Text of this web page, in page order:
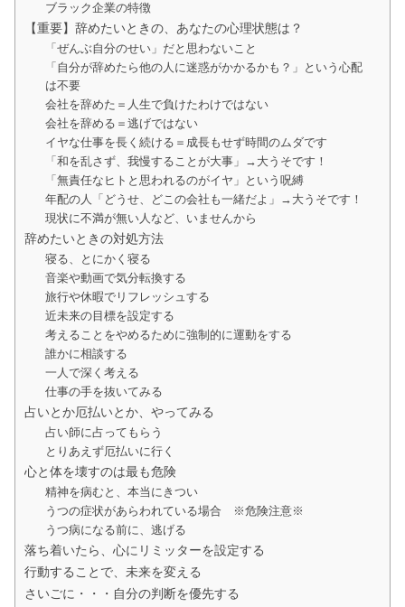
ブラック企業の特徴
【重要】辞めたいときの、あなたの心理状態は？
「ぜんぶ自分のせい」だと思わないこと
「自分が辞めたら他の人に迷惑がかかるかも？」という心配
は不要
会社を辞めた＝人生で負けたわけではない
会社を辞める＝逃げではない
イヤな仕事を長く続ける＝成長もせず時間のムダです
「和を乱さず、我慢することが大事」→大うそです！
「無責任なヒトと思われるのがイヤ」という呪縛
年配の人「どうせ、どこの会社も一緒だよ」→大うそです！
現状に不満が無い人など、いませんから
辞めたいときの対処方法
寝る、とにかく寝る
音楽や動画で気分転換する
旅行や休暇でリフレッシュする
近未来の目標を設定する
考えることをやめるために強制的に運動をする
誰かに相談する
一人で深く考える
仕事の手を抜いてみる
占いとか厄払いとか、やってみる
占い師に占ってもらう
とりあえず厄払いに行く
心と体を壊すのは最も危険
精神を病むと、本当にきつい
うつの症状があらわれている場合 ※危険注意※
うつ病になる前に、逃げる
落ち着いたら、心にリミッターを設定する
行動することで、未来を変える
さいごに・・・自分の判断を優先する